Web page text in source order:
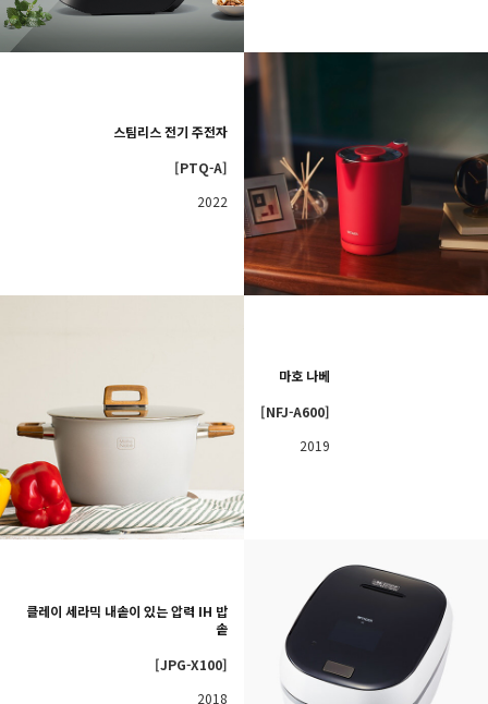
스팀리스 전기 주전자
[PTQ-A]
2022
마호 나베
[NFJ-A600]
2019
클레이 세라믹 내솥이 있는 압력 IH 밥
솥
[JPG-X100]
2018